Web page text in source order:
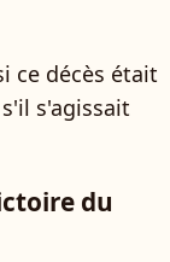
ce décès était
s'agissait
du